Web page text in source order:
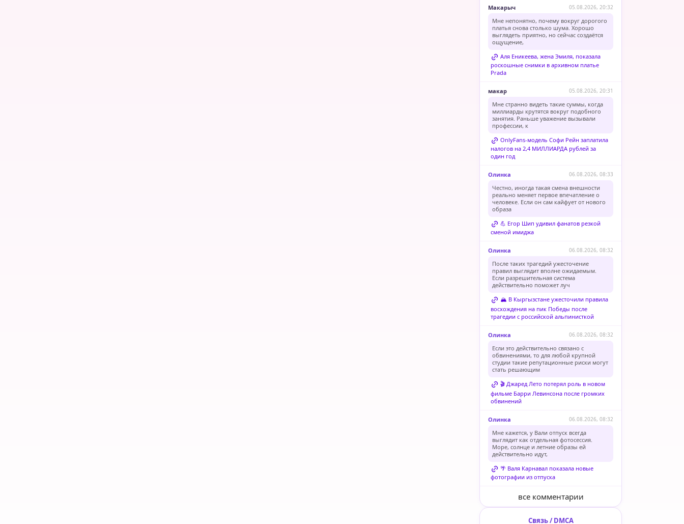
Макарыч 05.08.2026, 20:32
Мне непонятно, почему вокруг дорогого
платья снова столько шума. Хорошо
выглядеть приятно, но сейчас создаётся
ощущение,
Аля Еникеева, жена Эмиля, показала
роскошные снимки в архивном платье
Prada
макар 05.08.2026, 20:31
Мне странно видеть такие суммы, когда
миллиарды крутятся вокруг подобного
занятия. Раньше уважение вызывали
профессии, к
OnlyFans-модель Софи Рейн заплатила
налогов на 2,4 МИЛЛИАРДА рублей за
один год
Олинка 06.08.2026, 08:33
Честно, иногда такая смена внешности
реально меняет первое впечатление о
человеке. Если он сам кайфует от нового
образа
💪 Егор Шип удивил фанатов резкой
сменой имиджа
Олинка 06.08.2026, 08:32
После таких трагедий ужесточение
правил выглядит вполне ожидаемым.
Если разрешительная система
действительно поможет луч
🏔️ В Кыргызстане ужесточили правила
восхождения на пик Победы после
трагедии с российской альпинисткой
Олинка 06.08.2026, 08:32
Если это действительно связано с
обвинениями, то для любой крупной
студии такие репутационные риски могут
стать решающим
🎬 Джаред Лето потерял роль в новом
фильме Барри Левинсона после громких
обвинений
Олинка 06.08.2026, 08:32
Мне кажется, у Вали отпуск всегда
выглядит как отдельная фотосессия.
Море, солнце и летние образы ей
действительно идут,
🌴 Валя Карнавал показала новые
фотографии из отпуска
все комментарии
Связь / DMCA